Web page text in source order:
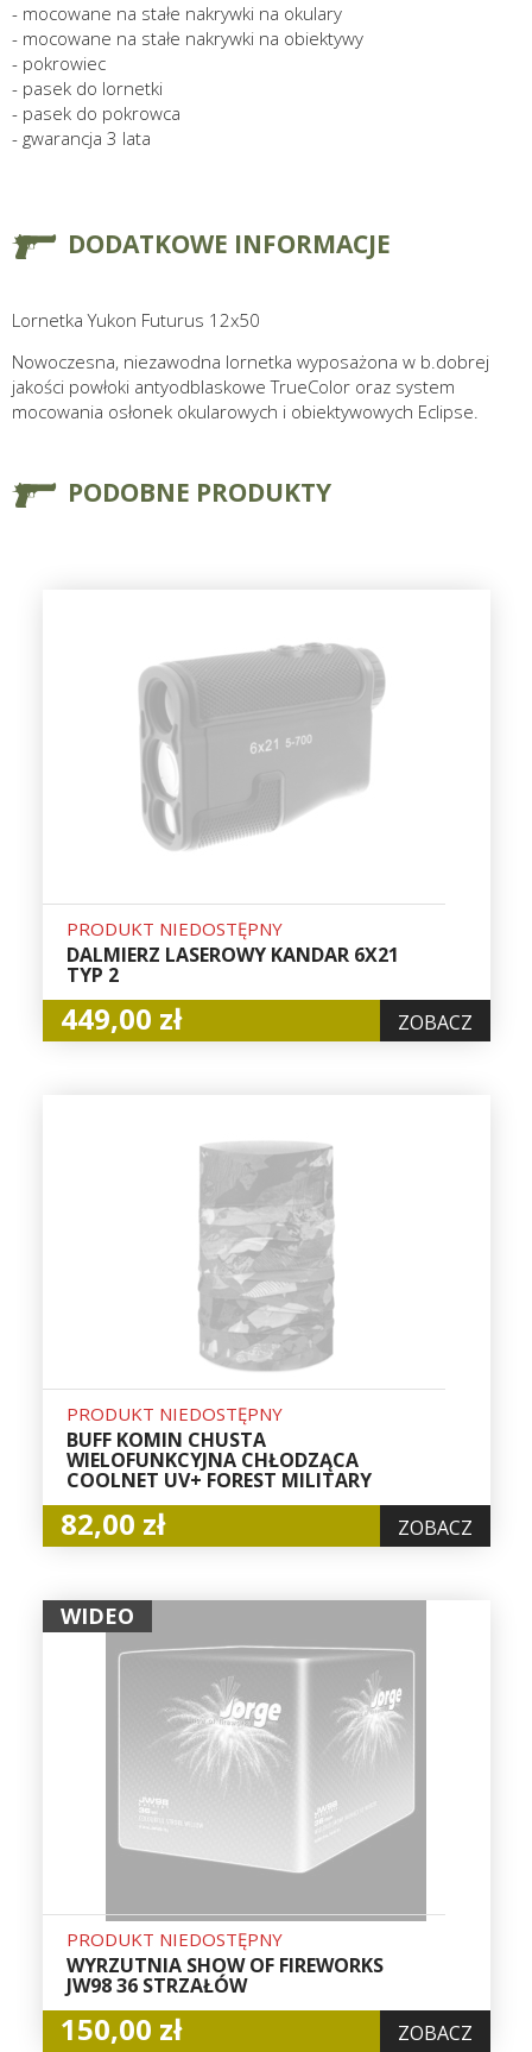
- mocowane na stałe nakrywki na okulary
- mocowane na stałe nakrywki na obiektywy
- pokrowiec
- pasek do lornetki
- pasek do pokrowca
- gwarancja 3 lata
DODATKOWE INFORMACJE
Lornetka Yukon Futurus 12x50
Nowoczesna, niezawodna lornetka wyposażona w b.dobrej
jakości powłoki antyodblaskowe TrueColor oraz system
mocowania osłonek okularowych i obiektywowych Eclipse.
PODOBNE PRODUKTY
PRODUKT NIEDOSTĘPNY
DALMIERZ LASEROWY KANDAR 6X21
TYP 2
449,00 zł ZOBACZ
PRODUKT NIEDOSTĘPNY
BUFF KOMIN CHUSTA
WIELOFUNKCYJNA CHŁODZĄCA
COOLNET UV+ FOREST MILITARY
82,00 zł ZOBACZ
WIDEO
PRODUKT NIEDOSTĘPNY
WYRZUTNIA SHOW OF FIREWORKS
JW98 36 STRZAŁÓW
150,00 zł ZOBACZ